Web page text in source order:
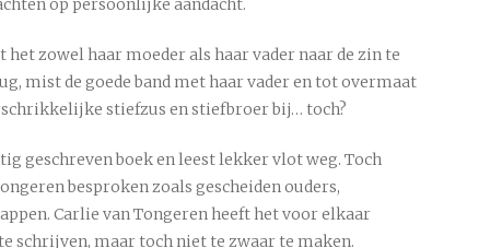
op persoonlijke aandacht.
zowel haar moeder als haar vader naar de zin te
mist de goede band met haar vader en tot overmaat
stiefzus en stiefbroer bij… toch?
geschreven boek en leest lekker vlot weg. Toch
besproken zoals gescheiden ouders,
Carlie van Tongeren heeft het voor elkaar
schrijven, maar toch niet te zwaar te maken.